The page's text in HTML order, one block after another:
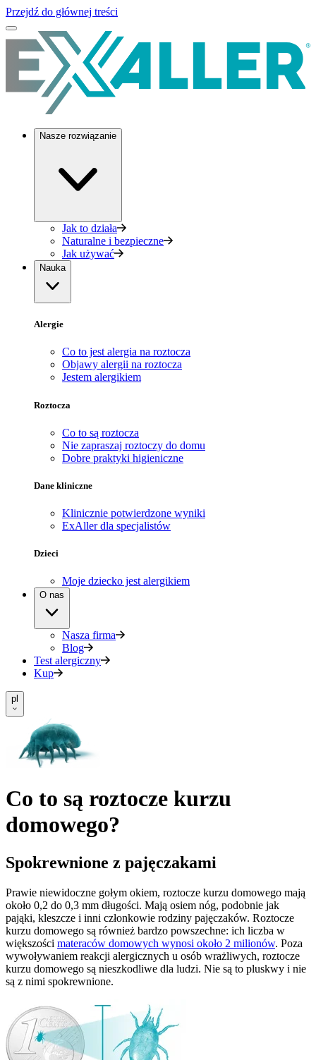
Przejdź do głównej treści
Nasze rozwiązanie
Jak to działa
Naturalne i bezpieczne
Jak używać
Nauka
Alergie
Co to jest alergia na roztocza
Objawy alergii na roztocza
Jestem alergikiem
Roztocza
Co to są roztocza
Nie zapraszaj roztoczy do domu
Dobre praktyki higieniczne
Dane kliniczne
Klinicznie potwierdzone wyniki
ExAller dla specjalistów
Dzieci
Moje dziecko jest alergikiem
O nas
Nasza firma
Blog
Test alergiczny
Kup
pl
Co to są roztocze kurzu
domowego?
Spokrewnione z pajęczakami
Prawie niewidoczne gołym okiem, roztocze kurzu domowego mają
około 0,2 do 0,3 mm długości. Mają osiem nóg, podobnie jak
pająki, kleszcze i inni członkowie rodziny pajęczaków. Roztocze
kurzu domowego są również bardzo powszechne: ich liczba w
większości materaców domowych wynosi około 2 milionów. Poza
wywoływaniem reakcji alergicznych u osób wrażliwych, roztocze
kurzu domowego są nieszkodliwe dla ludzi. Nie są to pluskwy i nie
są z nimi spokrewnione.